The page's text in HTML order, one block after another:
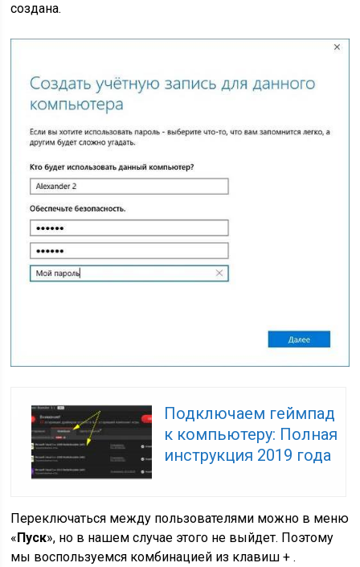
создана.
Подключаем геймпад
к компьютеру: Полная
инструкция 2019 года
Переключаться между пользователями можно в меню
«Пуск», но в нашем случае этого не выйдет. Поэтому
мы воспользуемся комбинацией из клавиш + .